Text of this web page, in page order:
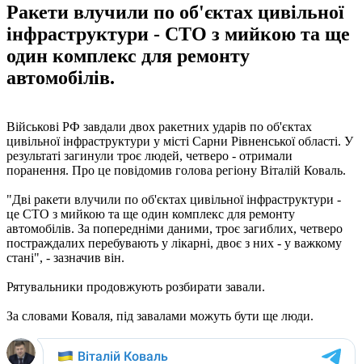
Ракети влучили по об'єктах цивільної
інфраструктури - СТО з мийкою та ще
один комплекс для ремонту
автомобілів.
Військові РФ завдали двох ракетних ударів по об'єктах
цивільної інфраструктури у місті Сарни Рівненської області. У
результаті загинули троє людей, четверо - отримали
поранення. Про це повідомив голова регіону Віталій Коваль.
"Дві ракети влучили по об'єктах цивільної інфраструктури -
це СТО з мийкою та ще один комплекс для ремонту
автомобілів. За попередніми даними, троє загиблих, четверо
постраждалих перебувають у лікарні, двоє з них - у важкому
стані", - зазначив він.
Рятувальники продовжують розбирати завали.
За словами Коваля, під завалами можуть бути ще люди.